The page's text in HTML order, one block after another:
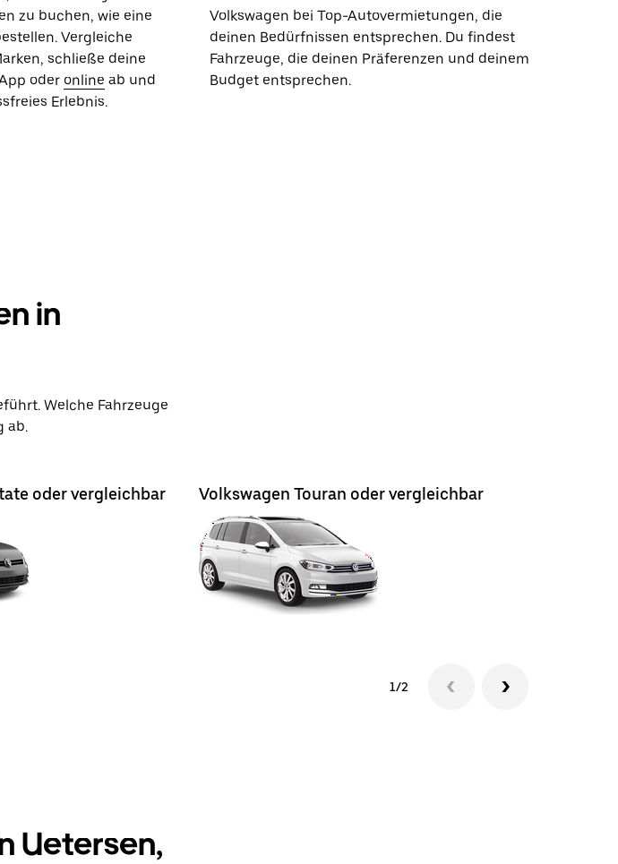
zu buchen, wie eine
Vergleiche
schließe deine
oder online ab und
Erlebnis.
Volkswagen bei Top-Autovermietungen, die
deinen Bedürfnissen entsprechen. Du findest
Fahrzeuge, die deinen Präferenzen und deinem
Budget entsprechen.
in
Welche Fahrzeuge
ab.
oder vergleichbar Volkswagen Touran oder vergleichbar
1/2
Uetersen,